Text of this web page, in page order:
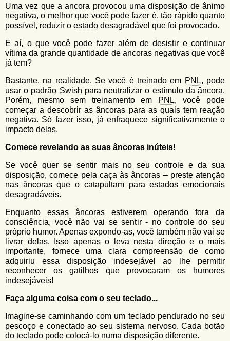
Uma vez que a ancora provocou uma disposição de ânimo
negativa, o melhor que você pode fazer é, tão rápido quanto
possível, reduzir o estado desagradável que foi provocado.
E aí, o que você pode fazer além de desistir e continuar
vítima da grande quantidade de ancoras negativas que você
já tem?
Bastante, na realidade. Se você é treinado em PNL, pode
usar o padrão Swishpara neutralizar o estímulo daâncora.
Porém, mesmo sem treinamento em
PNL, você pode
começar a descobrir as âncoras para as quais tem reação
negativa. Só fazer isso, já enfraquece significativamente o
impacto delas.
Comece revelando as suas âncoras inúteis!
Se você quer se sentir mais no seu controle e da sua
disposição, comece pela caça às âncoras – preste atenção
nas âncoras que o catapultam para estados emocionais
desagradáveis.
Enquanto essas âncoras estiverem operando fora da
consciência, você não vai se sentir - no controle do seu
próprio humor. Apenas expondo-as, você também não vai se
livrar delas. Isso apenas o leva nesta direção e o mais
importante, fornece uma clara compreensão de como
adquiriu essa disposição indesejável ao lhe permitir
reconhecer os gatilhos que provocaram os humores
indesejáveis!
Faça alguma coisa com o seu teclado...
Imagine-se caminhando com um teclado pendurado no seu
pescoço e conectado ao seu sistema nervoso. Cada botão
do teclado pode colocá-lo numa disposição diferente.